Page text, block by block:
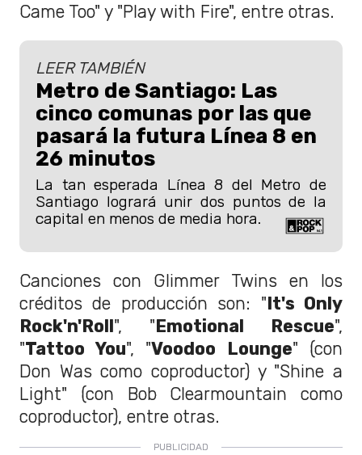
Came Too" y "Play with Fire", entre otras.
LEER TAMBIÉN
Metro de Santiago: Las
cinco comunas por las que
pasará la futura Línea 8 en
26 minutos
La tan esperada Línea 8 del Metro de
Santiago logrará unir dos puntos de la
capital en menos de media hora.
Canciones con Glimmer Twins en los
créditos de producción son: "It's Only
Rock'n'Roll", "Emotional Rescue",
"Tattoo You", "Voodoo Lounge" (con
Don Was como coproductor) y "Shine a
Light" (con Bob Clearmountain como
coproductor), entre otras.